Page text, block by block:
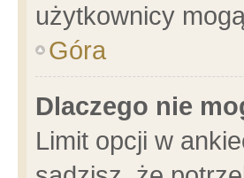
użytkownicy
Góra
Dlaczego nie
Limit opcji w